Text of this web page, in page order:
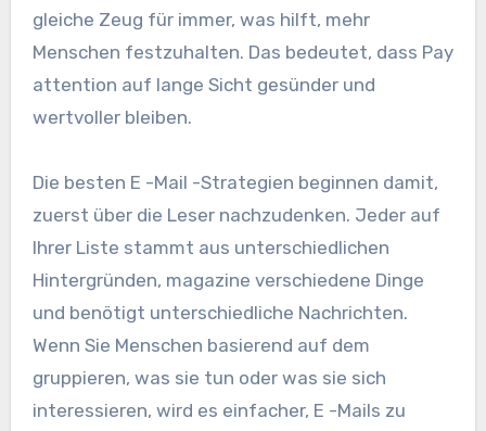
gleiche Zeug für immer, was hilft, mehr
Menschen festzuhalten. Das bedeutet, dass Pay
attention auf lange Sicht gesünder und
wertvoller bleiben.
Die besten E -Mail -Strategien beginnen damit,
zuerst über die Leser nachzudenken. Jeder auf
Ihrer Liste stammt aus unterschiedlichen
Hintergründen, magazine verschiedene Dinge
und benötigt unterschiedliche Nachrichten.
Wenn Sie Menschen basierend auf dem
gruppieren, was sie tun oder was sie sich
interessieren, wird es einfacher, E -Mails zu